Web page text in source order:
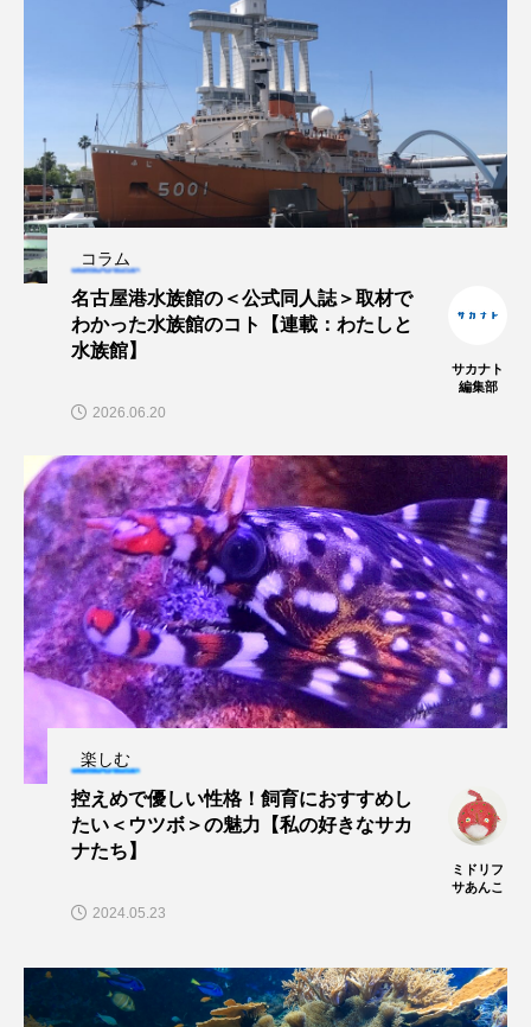
寿司
屈斜路湖 岩手県 市場
市立しものせき水族館・海響館 干支 干潟
幻魚 幼体 幼生 幼魚
幼魚水族館
微生物 採集 撮影 擬態 文化
未利用魚 未来館 東京湾
桂浜水族館 梅雨 棘皮動物
横浜開運水族館 正月 歴史
死滅回遊魚 水 水族館 水族館人
水生昆虫 水生生物 汽水域
河川 沼津港深海水族館
海きらら 海水魚 海洋 海洋環境
深海生物 深海魚
コラム
名古屋港水族館の＜公式同人誌＞取材で
わかった水族館のコト【連載：わたしと
水族館】
サカナト
編集部
2026.06.20
楽しむ
控えめで優しい性格！飼育におすすめし
たい＜ウツボ＞の魅力【私の好きなサカ
ナたち】
ミドリフ
サあんこ
2024.05.23